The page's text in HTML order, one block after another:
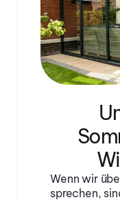
Wenn wir
sprechen,